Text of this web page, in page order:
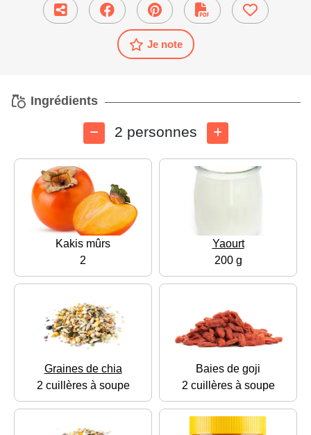
Je note
Ingrédients
2 personnes
Kakis mûrs
2
Yaourt
200 g
Graines de chia
2 cuillères à soupe
Baies de goji
2 cuillères à soupe